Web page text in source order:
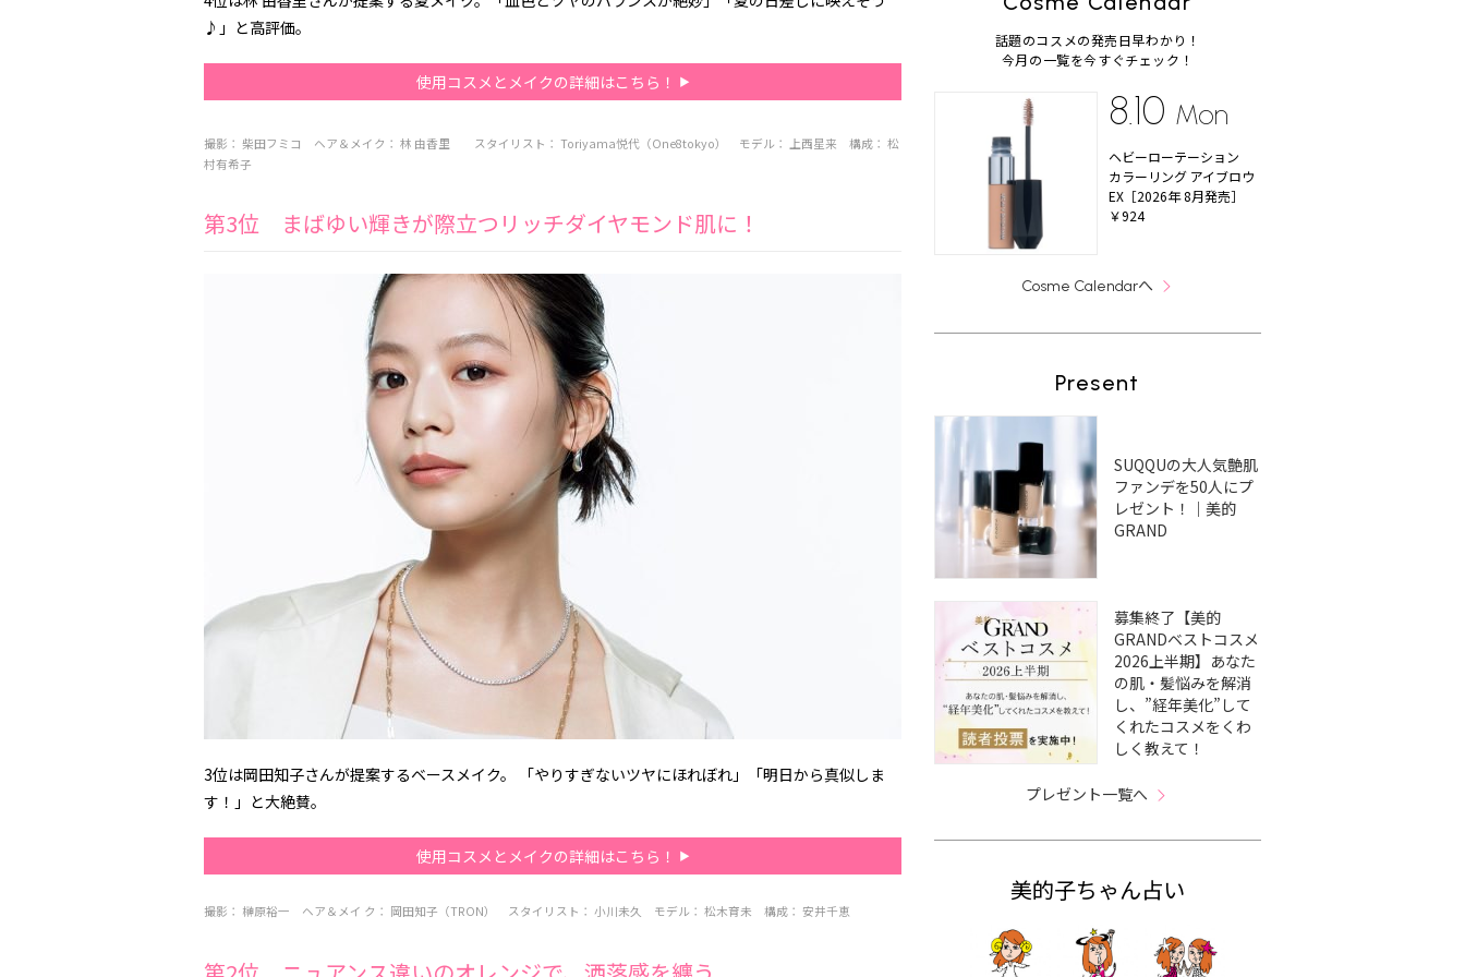
♪」と高評価。
使用コスメとメイクの詳細はこちら！
撮影： 柴田フミコ ヘア＆メイク： 林 由香里 スタイリスト： Toriyama悦代（One8tokyo） モデル： 上西星来 構成： 松
村有希子
第3位 まばゆい輝きが際立つリッチダイヤモンド肌に！
3位は岡田知子さんが提案するベースメイク。 「やりすぎないツヤにほれぼれ」「明日から真似しま
す！」と大絶賛。
使用コスメとメイクの詳細はこちら！
撮影： 榊原裕一 ヘア＆メイ ク： 岡田知子（TRON） スタイリスト： 小川未久 モデル： 松木育未 構成： 安井千恵
話題のコスメの発売日早わかり！
今月の一覧を今すぐチェック！
8.10 Mon
ヘビーローテーション
カラーリング アイブロウ
EX［2026年 8月発売］
￥924
Cosme Calendarへ
Present
SUQQUの大人気艶肌
ファンデを50人にプ
レゼント！｜美的
GRAND
募集終了【美的
GRANDベストコスメ
2026上半期】あなた
の肌・髪悩みを解消
し、”経年美化”して
くれたコスメをくわ
しく教えて！
プレゼント一覧へ
美的子ちゃん占い